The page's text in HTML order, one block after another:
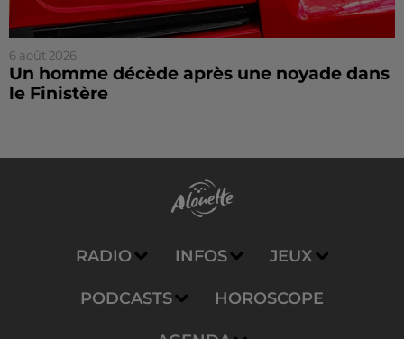
6 août 2026
Un homme décède après une noyade dans
le Finistère
RADIO INFOS JEUX
PODCASTS HOROSCOPE